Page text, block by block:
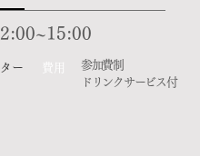
ー
参加費制
ドリンクサービス付